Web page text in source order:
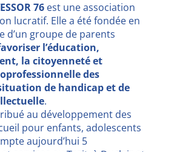
76est une association
lucratif. Elle a été fondée en
d’un groupe de parents
l’éducation,
la citoyenneté et
des
de handicap et de
.
au développement des
pour enfants, adolescents
aujourd’hui 5